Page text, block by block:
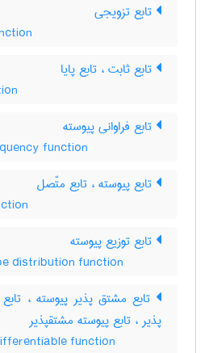
تابع تزویجی
تابع ثابت ، تابع پایا
تابع فراوانی پیوسته
function
تابع پیوسته ، تابع متّصل
تابع توزیع پیوسته
distribution function
تابع مشتق پذیر پیوسته ،
پذیر ، تابع پیوسته مشتقپذیر
function